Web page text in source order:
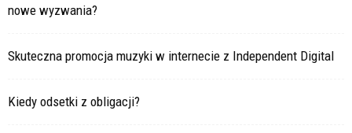
nowe wyzwania?
Skuteczna promocja muzyki w internecie z Independent Digital
Kiedy odsetki z obligacji?